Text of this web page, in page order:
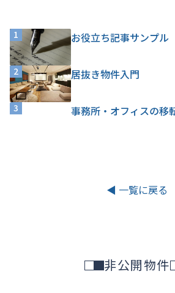
1 お役立ち記事サンプル
2 居抜き物件入門
3 事務所・オフィスの移
◀ 一覧に戻る
非公開物件